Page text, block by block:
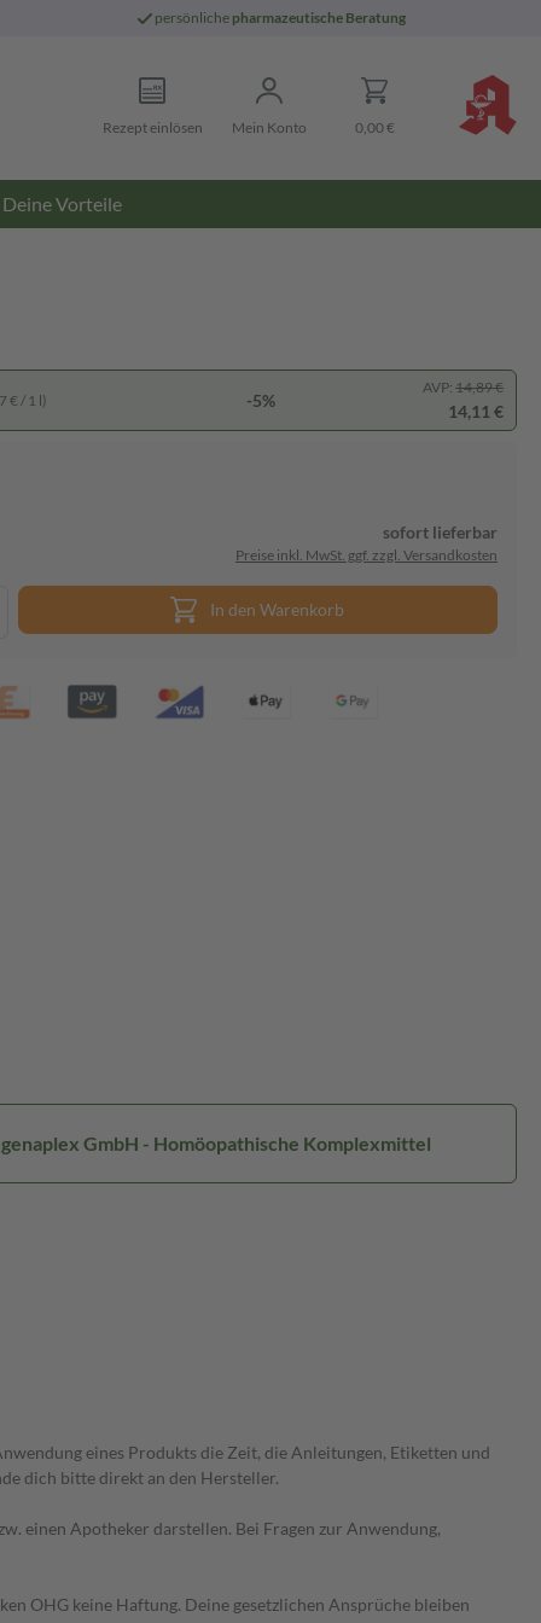
persönliche pharmazeutische Beratung
Rezept einlösen Mein Konto 0,00 €
Deine Vorteile
€ / 1 l) -5%
AVP: 14,89 €
14,11 €
sofort lieferbar
Preise inkl. MwSt. ggf. zzgl. Versandkosten
In den Warenkorb
GmbH - Homöopathische Komplexmittel
eines Produkts die Zeit, die Anleitungen, Etiketten und
dich bitte direkt an den Hersteller.
einen Apotheker darstellen. Bei Fragen zur Anwendung,
OHG keine Haftung. Deine gesetzlichen Ansprüche bleiben